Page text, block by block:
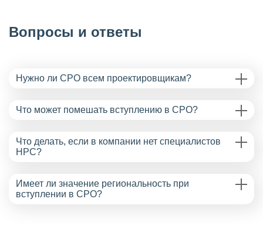
Вопросы и ответы
Нужно ли СРО всем проектировщикам?
Что может помешать вступлению в СРО?
Что делать, если в компании нет специалистов
НРС?
Имеет ли значение региональность при
вступлении в СРО?